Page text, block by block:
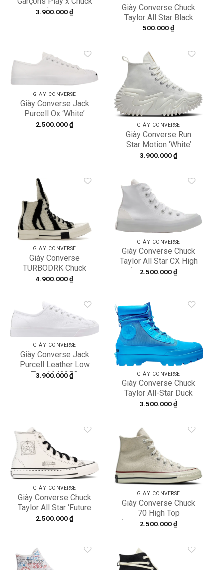
70 Low ‘Black White’
3.900.000₫
Giày Converse Chuck
Taylor All Star Black
M9160
500.000₫
wishlist
GIÀY CONVERSE
Giày Converse Jack
Purcell Ox ‘White’
164057C
2.500.000₫ GIÀY CONVERSE
Giày Converse Run
Star Motion ‘White’
A03242C
3.900.000₫
GIÀY CONVERSE
Giày Converse
TURBODRK Chuck
Taylor All-Star 70
4.900.000₫
wishlist
GIÀY CONVERSE
Giày Converse Chuck
Taylor All Star CX High
‘White’ 172471C
2.500.000₫
wishlist
GIÀY CONVERSE
Giày Converse Jack
Purcell Leather Low
Top 164225C
3.900.000₫ GIÀY CONVERSE
Giày Converse Chuck
Taylor All-Star Duck
Boot Ambush ‘Blue’
3.500.000₫
wishlist
GIÀY CONVERSE
Giày Converse Chuck
Taylor All Star ‘Future
Utility’ 173067C
2.500.000₫
GIÀY CONVERSE
Giày Converse Chuck
70 High Top
‘Parchment’ 162053C
2.500.000₫